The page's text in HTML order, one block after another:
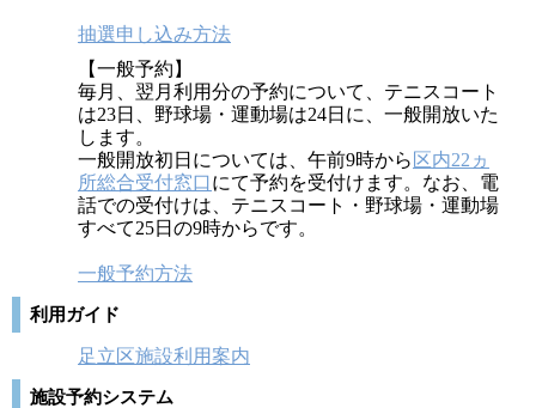
抽選申し込み方法
【一般予約】
毎月、翌月利用分の予約について、テニスコート
は23日、野球場・運動場は24日に、一般開放いた
します。
一般開放初日については、午前9時から 区内22ヵ
所総合受付窓口にて予約を受付けます。なお、電
話での受付けは、テニスコート・野球場・運動場
すべて25日の9時からです。
一般予約方法
利用ガイド
足立区施設利用案内
施設予約システム